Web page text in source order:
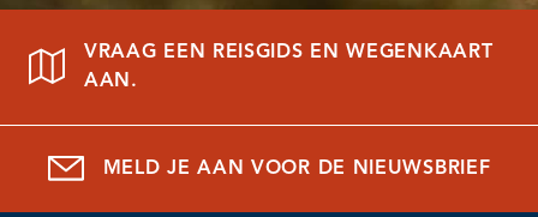
VRAAG EEN REISGIDS EN WEGENKAART
AAN.
MELD JE AAN VOOR DE NIEUWSBRIEF